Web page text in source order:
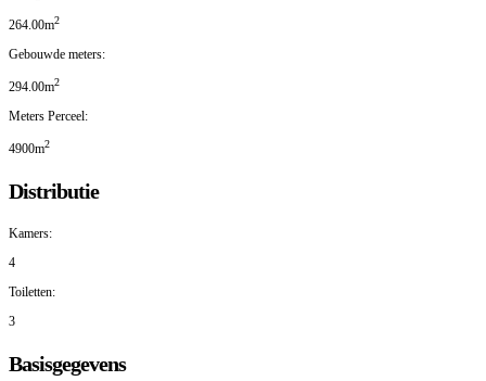
264.00m2
Gebouwde meters:
294.00m2
Meters Perceel:
4900m2
Distributie
Kamers:
4
Toiletten:
3
Basisgegevens